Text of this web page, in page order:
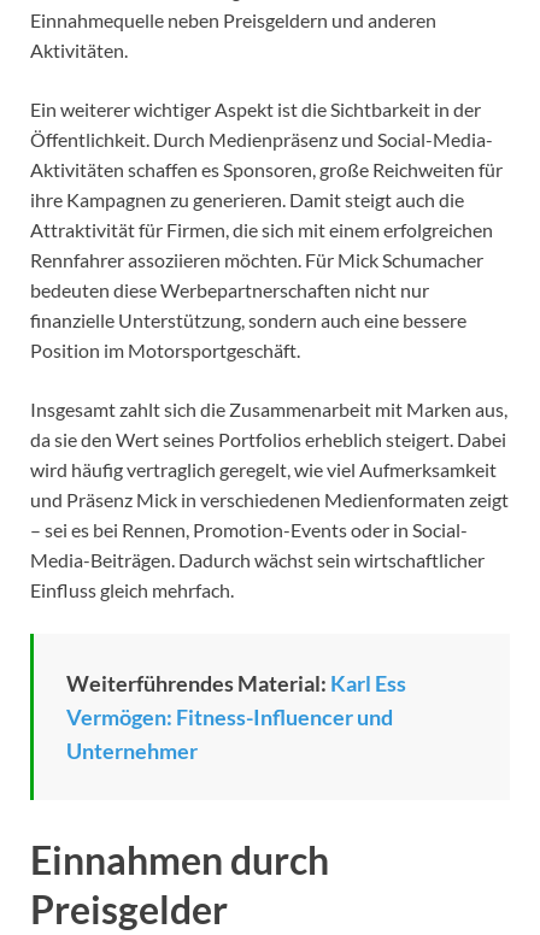
Einnahmequelle neben Preisgeldern und anderen
Aktivitäten.
Ein weiterer wichtiger Aspekt ist die Sichtbarkeit in der
Öffentlichkeit. Durch Medienpräsenz und Social-Media-
Aktivitäten schaffen es Sponsoren, große Reichweiten für
ihre Kampagnen zu generieren. Damit steigt auch die
Attraktivität für Firmen, die sich mit einem erfolgreichen
Rennfahrer assoziieren möchten. Für Mick Schumacher
bedeuten diese Werbepartnerschaften nicht nur
finanzielle Unterstützung, sondern auch eine bessere
Position im Motorsportgeschäft.
Insgesamt zahlt sich die Zusammenarbeit mit Marken aus,
da sie den Wert seines Portfolios erheblich steigert. Dabei
wird häufig vertraglich geregelt, wie viel Aufmerksamkeit
und Präsenz Mick in verschiedenen Medienformaten zeigt
– sei es bei Rennen, Promotion-Events oder in Social-
Media-Beiträgen. Dadurch wächst sein wirtschaftlicher
Einfluss gleich mehrfach.
Weiterführendes Material: Karl Ess
Vermögen: Fitness-Influencer und
Unternehmer
Einnahmen durch
Preisgelder